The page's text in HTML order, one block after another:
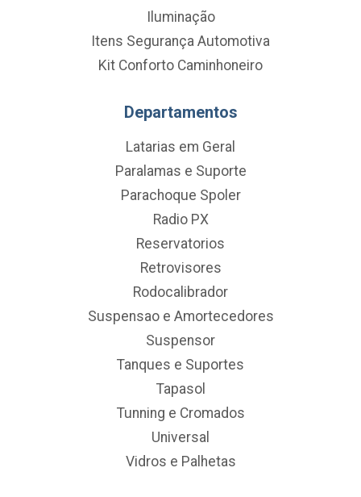
Iluminação
Itens Segurança Automotiva
Kit Conforto Caminhoneiro
Departamentos
Latarias em Geral
Paralamas e Suporte
Parachoque Spoler
Radio PX
Reservatorios
Retrovisores
Rodocalibrador
Suspensao e Amortecedores
Suspensor
Tanques e Suportes
Tapasol
Tunning e Cromados
Universal
Vidros e Palhetas